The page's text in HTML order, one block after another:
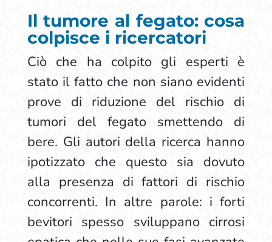
Il tumore al fegato: cosa
colpisce i ricercatori
Ciò che ha colpito gli esperti è
stato il fatto che non siano evidenti
prove di riduzione del rischio di
tumori del fegato smettendo di
bere. Gli autori della ricerca hanno
ipotizzato che questo sia dovuto
alla presenza di fattori di rischio
concorrenti. In altre parole: i forti
bevitori spesso sviluppano cirrosi